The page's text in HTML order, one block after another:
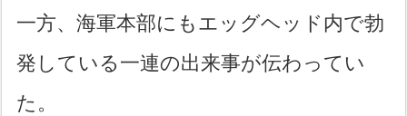
一方、海軍本部にもエッグヘッド内で勃
発している一連の出来事が伝わってい
た。